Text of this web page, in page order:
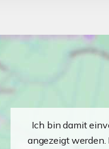
Ich bin damit
angezeigt